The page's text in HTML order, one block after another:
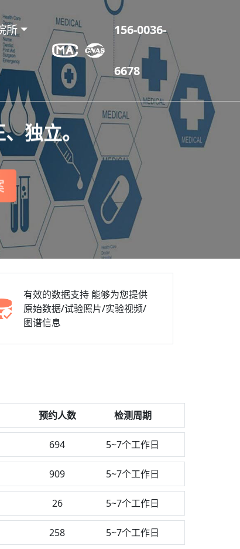
所 156-0036-
6678
独立。
有效的数据支持 能够为您提供
原始数据/试验照片/实验视频/
图谱信息
预约人数 检测周期
694 5~7个工作日
909 5~7个工作日
26 5~7个工作日
258 5~7个工作日